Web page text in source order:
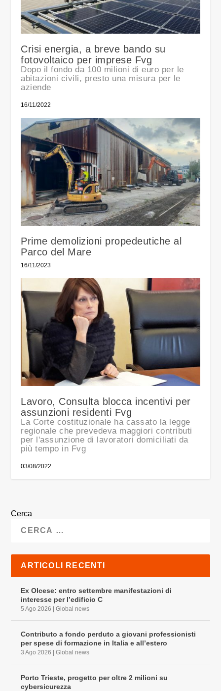
Crisi energia, a breve bando su
fotovoltaico per imprese Fvg
Dopo il fondo da 100 milioni di euro per le
abitazioni civili, presto una misura per le
aziende
16/11/2022
Prime demolizioni propedeutiche al
Parco del Mare
16/11/2023
Lavoro, Consulta blocca incentivi per
assunzioni residenti Fvg
La Corte costituzionale ha cassato la legge
regionale che prevedeva maggiori contributi
per l'assunzione di lavoratori domiciliati da
più tempo in Fvg
03/08/2022
Cerca
ARTICOLI RECENTI
Ex Olcese: entro settembre manifestazioni di
interesse per l’edificio C
5 Ago 2026 |Global news
Contributo a fondo perduto a giovani professionisti
per spese di formazione in Italia e all’estero
3 Ago 2026 |Global news
Porto Trieste, progetto per oltre 2 milioni su
cybersicurezza